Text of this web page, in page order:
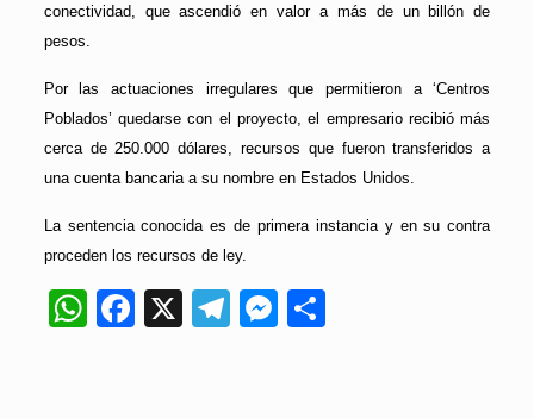
conectividad, que ascendió en valor a más de un billón de
pesos.
Por las actuaciones irregulares que permitieron a ‘Centros
Poblados’ quedarse con el proyecto, el empresario recibió más
cerca de 250.000 dólares, recursos que fueron transferidos a
una cuenta bancaria a su nombre en Estados Unidos.
La sentencia conocida es de primera instancia y en su contra
proceden los recursos de ley.
WhatsApp
Facebook
X Telegram
Messenger